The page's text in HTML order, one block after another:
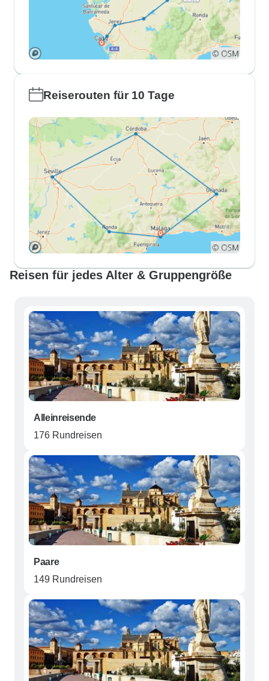
Reiserouten für 10 Tage
Reisen für jedes Alter & Gruppengröße
Alleinreisende
176 Rundreisen
Paare
149 Rundreisen